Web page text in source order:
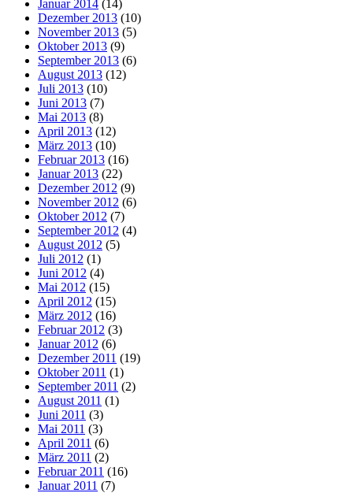
Januar 2014 (14)
Dezember 2013 (10)
November 2013 (5)
Oktober 2013 (9)
September 2013 (6)
August 2013 (12)
Juli 2013 (10)
Juni 2013 (7)
Mai 2013 (8)
April 2013 (12)
März 2013 (10)
Februar 2013 (16)
Januar 2013 (22)
Dezember 2012 (9)
November 2012 (6)
Oktober 2012 (7)
September 2012 (4)
August 2012 (5)
Juli 2012 (1)
Juni 2012 (4)
Mai 2012 (15)
April 2012 (15)
März 2012 (16)
Februar 2012 (3)
Januar 2012 (6)
Dezember 2011 (19)
Oktober 2011 (1)
September 2011 (2)
August 2011 (1)
Juni 2011 (3)
Mai 2011 (3)
April 2011 (6)
März 2011 (2)
Februar 2011 (16)
Januar 2011 (7)